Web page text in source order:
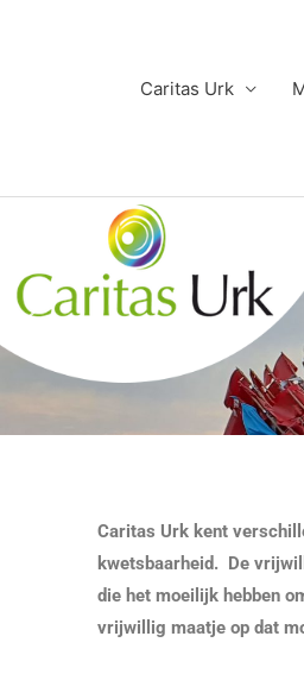
Caritas Urk
Caritas Urk kent
kwetsbaarheid. De
die het moeilijk hebben
vrijwillig maatje op dat